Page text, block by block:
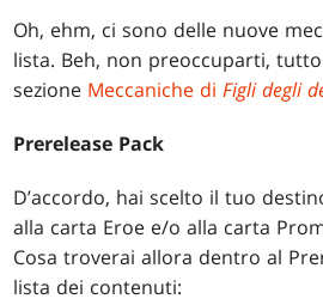
Oh, ehm, ci sono delle nuove
lista. Beh, non preoccuparti,
sezione Meccaniche diFigli degli
Prerelease Pack
D’accordo, hai scelto il tuo
alla carta Eroe e/o alla carta
Cosa troverai allora dentro al
lista dei contenuti: